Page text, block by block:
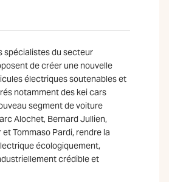
spécialistes du secteur
de créer une nouvelle
électriques soutenables et
notamment des kei cars
segment de voiture
Alochet, Bernard Jullien,
Tommaso Pardi, rendre la
écologiquement,
crédible et